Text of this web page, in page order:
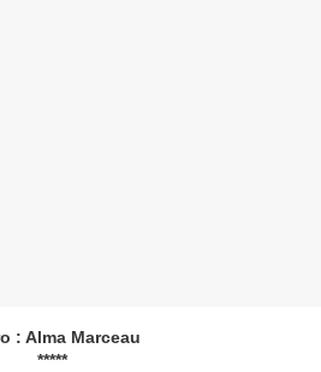
: Alma Marceau
*****